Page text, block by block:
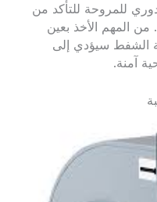
للمروحة للتأكد من
المهم الأخذ بعين
الشفط سيؤدي إلى
آمنة.